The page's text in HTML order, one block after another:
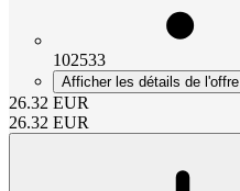
102533
Afficher les détails de l'offre
26.32 EUR
26.32 EUR